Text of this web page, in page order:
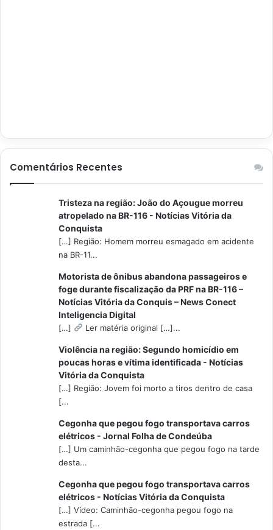
Comentários Recentes
Tristeza na região: João do Açougue morreu
atropelado na BR-116 - Notícias Vitória da
Conquista
[…] Região: Homem morreu esmagado em acidente
na BR-11...
Motorista de ônibus abandona passageiros e
foge durante fiscalização da PRF na BR-116 –
Notícias Vitória da Conquis – News Conect
Inteligencia Digital
[…] Ler matéria original […]...
Violência na região: Segundo homicídio em
poucas horas e vítima identificada - Notícias
Vitória da Conquista
[…] Região: Jovem foi morto a tiros dentro de casa
[...
Cegonha que pegou fogo transportava carros
elétricos - Jornal Folha de Condeúba
[…] Um caminhão-cegonha que pegou fogo na tarde
desta...
Cegonha que pegou fogo transportava carros
elétricos - Notícias Vitória da Conquista
[…] Vídeo: Caminhão-cegonha pegou fogo na
estrada [...